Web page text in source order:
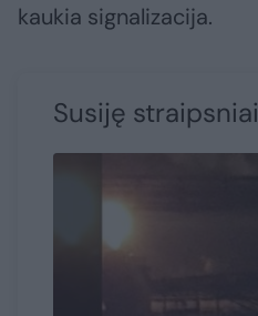
kaukia signalizacija.
Susiję straipsniai